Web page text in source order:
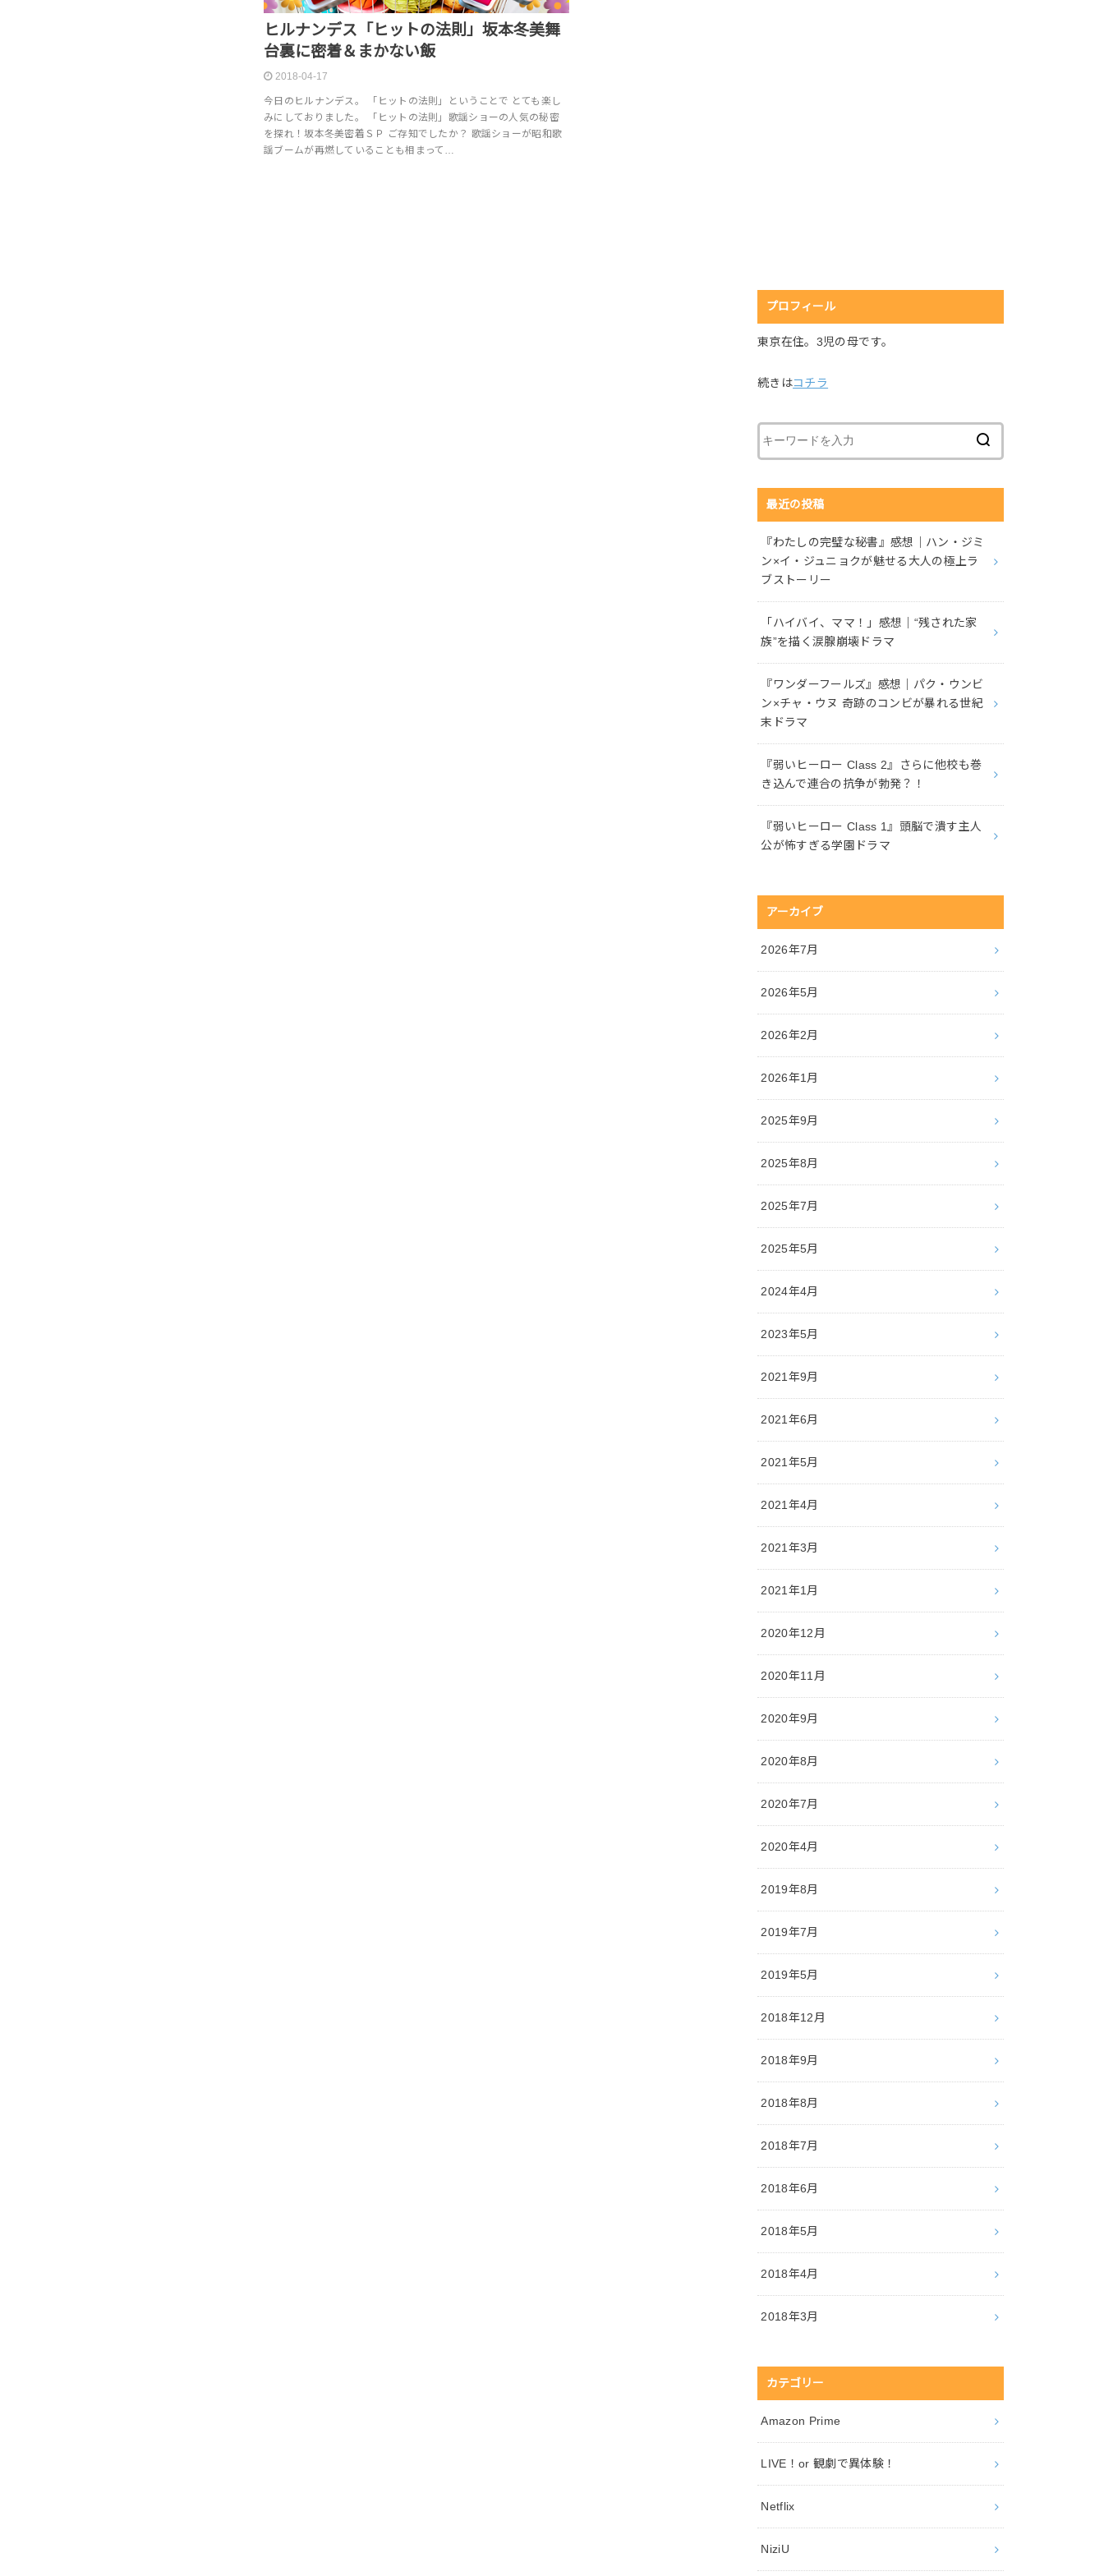
ヒルナンデス「ヒットの法則」坂本冬美舞
台裏に密着＆まかない飯
2018-04-17
今日のヒルナンデス。 「ヒットの法則」ということで とても楽し
みにしておりました。 「ヒットの法則」歌謡ショーの人気の秘密
を探れ！坂本冬美密着ＳＰ ご存知でしたか？ 歌謡ショーが昭和歌
謡ブームが再燃していることも相まって…
プロフィール
東京在住。3児の母です。
続きはコチラ
最近の投稿
『わたしの完璧な秘書』感想｜ハン・ジミ
ン×イ・ジュニョクが魅せる大人の極上ラ
ブストーリー
「ハイバイ、ママ！」感想｜“残された家
族”を描く涙腺崩壊ドラマ
『ワンダーフールズ』感想｜パク・ウンビ
ン×チャ・ウヌ 奇跡のコンビが暴れる世紀
末ドラマ
『弱いヒーロー Class 2』さらに他校も巻
き込んで連合の抗争が勃発？！
『弱いヒーロー Class 1』頭脳で潰す主人
公が怖すぎる学園ドラマ
アーカイブ
2026年7月
2026年5月
2026年2月
2026年1月
2025年9月
2025年8月
2025年7月
2025年5月
2024年4月
2023年5月
2021年9月
2021年6月
2021年5月
2021年4月
2021年3月
2021年1月
2020年12月
2020年11月
2020年9月
2020年8月
2020年7月
2020年4月
2019年8月
2019年7月
2019年5月
2018年12月
2018年9月
2018年8月
2018年7月
2018年6月
2018年5月
2018年4月
2018年3月
カテゴリー
Amazon Prime
LIVE！or 観劇で異体験！
Netflix
NiziU